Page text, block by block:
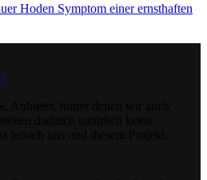
Hoden Symptom einer ernsthaften